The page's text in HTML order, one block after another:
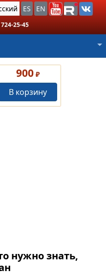
ES EN
25-45
900 ₽
В корзину
нужно знать,